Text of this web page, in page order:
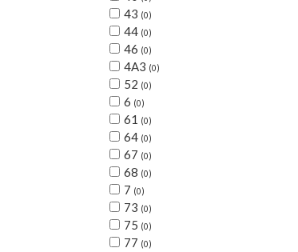
43 (0)
44 (0)
46 (0)
4A3 (0)
52 (0)
6 (0)
61 (0)
64 (0)
67 (0)
68 (0)
7 (0)
73 (0)
75 (0)
77 (0)